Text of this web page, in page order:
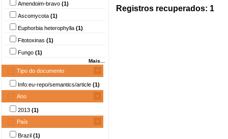
Amendoim-bravo (1)
Ascomycota (1)
Euphorbia heterophylla (1)
Fitotoxinas (1)
Fungo (1)
Mais...
Tipo do documento
Info:eu-repo/semantics/article (1)
Ano
2013 (1)
País
Brazil (1)
Registros recuperados: 1